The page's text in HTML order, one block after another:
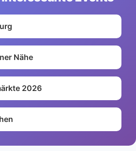
Nähe
2026